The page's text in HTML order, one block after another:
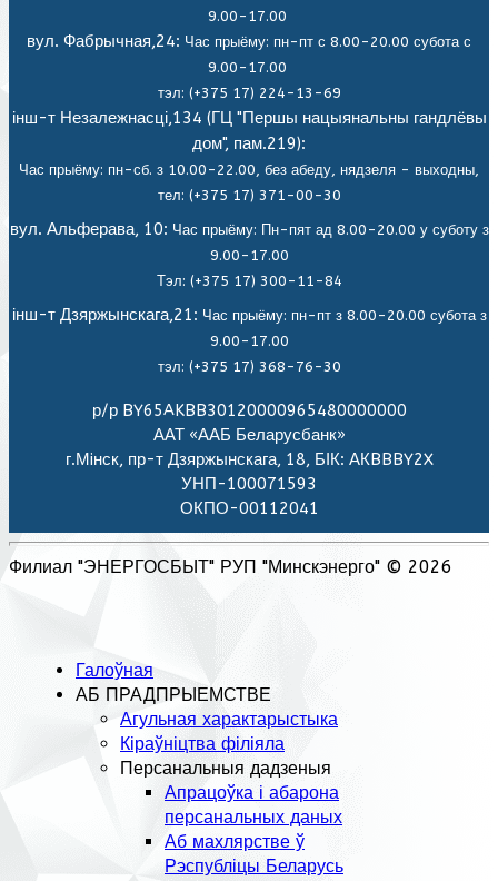
9.00-17.00
вул. Фабрычная,24: Час прыёму: пн-пт с 8.00-20.00 субота с
9.00-17.00
тэл: (+375 17) 224-13-69
інш-т Незалежнасці,134 (ГЦ "Першы нацыянальны гандлёвы
дом", пам.219):
Час прыёму: пн-сб. з 10.00-22.00, без абеду, нядзеля - выходны,
тел: (+375 17) 371-00-30
вул. Альферава, 10: Час прыёму: Пн-пят ад 8.00-20.00 у суботу з
9.00-17.00
Тэл: (+375 17) 300-11-84
інш-т Дзяржынскага,21: Час прыёму: пн-пт з 8.00-20.00 субота з
9.00-17.00
тэл: (+375 17) 368-76-30
р/р BY65AKBB30120000965480000000
ААТ «ААБ Беларусбанк»
г.Мiнск, пр-т Дзяржынскага, 18, БІК: АКBBBY2X
УНП-100071593
ОКПО-00112041
Филиал "ЭНЕРГОСБЫТ" РУП "Минскэнерго" © 2026
Галоўная
АБ ПРАДПРЫЕМСТВЕ
Агульная характарыстыка
Кіраўніцтва філіяла
Персанальныя дадзеныя
Апрацоўка і абарона
персанальных даных
Аб махлярстве ў
Рэспубліцы Беларусь